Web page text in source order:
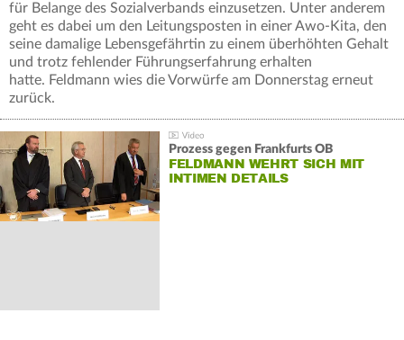
für Belange des Sozialverbands einzusetzen. Unter anderem
geht es dabei um den Leitungsposten in einer Awo-Kita, den
seine damalige Lebensgefährtin zu einem überhöhten Gehalt
und trotz fehlender Führungserfahrung erhalten
hatte. Feldmann wies die Vorwürfe am Donnerstag erneut
zurück.
Prozess gegen Frankfurts OB
FELDMANN WEHRT SICH MIT
INTIMEN DETAILS